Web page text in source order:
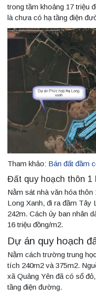
trong tầm khoảng 17 triệu
là chưa có hạ tầng điện
Tham khảo: Bán đất đầm
Đất quy hoạch thôn 1
Nằm sát nhà văn hóa
Long Xanh, đi ra đầm Tây
242m. Cách ủy ban nhân
16 triệu đồng/m2.
Dự án quy hoạch
Nằm cách trường trung
tích 240m2 và 375m2.
xã Quảng Yên đã có sổ
tầng điện đường.